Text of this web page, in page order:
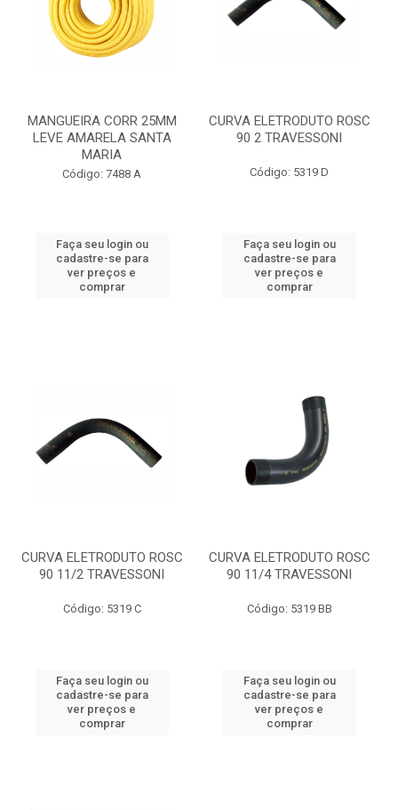
MANGUEIRA CORR 25MM
LEVE AMARELA SANTA
MARIA
Código: 7488 A
Faça seu login ou
cadastre-se para
ver preços e
comprar
CURVA ELETRODUTO ROSC
90 2 TRAVESSONI
Código: 5319 D
Faça seu login ou
cadastre-se para
ver preços e
comprar
CURVA ELETRODUTO ROSC
90 11/2 TRAVESSONI
Código: 5319 C
Faça seu login ou
cadastre-se para
ver preços e
comprar
CURVA ELETRODUTO ROSC
90 11/4 TRAVESSONI
Código: 5319 BB
Faça seu login ou
cadastre-se para
ver preços e
comprar